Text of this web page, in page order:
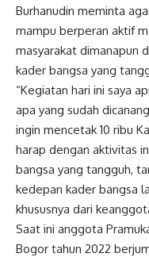
Burhanudin meminta
mampu berperan aktif
masyarakat dimanapun
kader bangsa yang
“Kegiatan hari ini saya
apa yang sudah
ingin mencetak 10 ribu
harap dengan aktivitas
bangsa yang tangguh,
kedepan kader bangsa
khususnya dari
Saat ini anggota
Bogor tahun 2022